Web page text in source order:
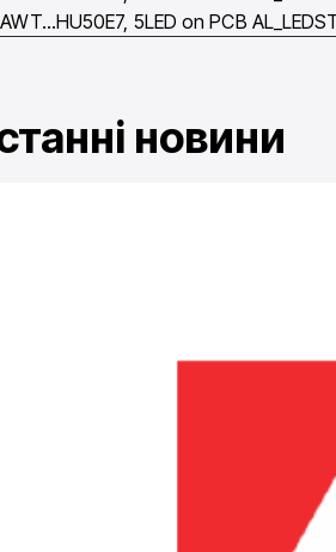
5LED on PCB
новини